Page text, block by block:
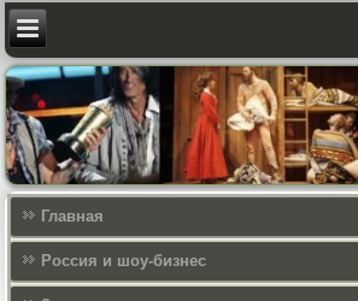
Главная
Россия и шоу-бизнес